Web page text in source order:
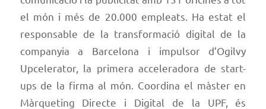
el món i més de 20.000 empleats. Ha estat el
responsable de la transformació digital de la
companyia a Barcelona i impulsor d’Ogilvy
Upcelerator, la primera acceleradora de start-
ups de la firma al món. Coordina el màster en
Màrqueting Directe i Digital de la UPF, és